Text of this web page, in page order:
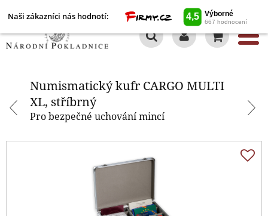
Naši zákazníci nás hodnotí:
Numismatický kufr CARGO MULTI
XL, stříbrný
Pro bezpečné uchování mincí
Numismatický kufr CARGO MULTI